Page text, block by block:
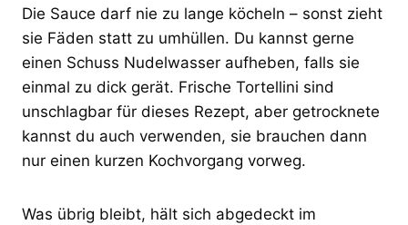
Die Sauce darf nie zu lange köcheln – sonst zieht
sie Fäden statt zu umhüllen. Du kannst gerne
einen Schuss Nudelwasser aufheben, falls sie
einmal zu dick gerät. Frische Tortellini sind
unschlagbar für dieses Rezept, aber getrocknete
kannst du auch verwenden, sie brauchen dann
nur einen kurzen Kochvorgang vorweg.
Was übrig bleibt, hält sich abgedeckt im